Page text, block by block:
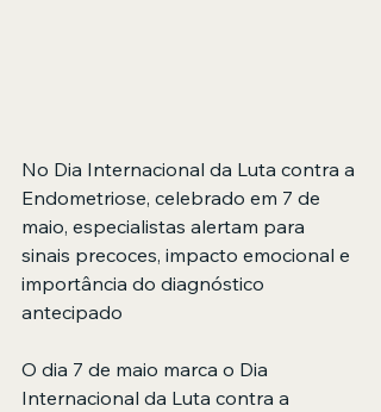
No Dia Internacional da Luta contra a
Endometriose, celebrado em 7 de
maio, especialistas alertam para
sinais precoces, impacto emocional e
importância do diagnóstico
antecipado
O dia 7 de maio marca o Dia
Internacional da Luta contra a